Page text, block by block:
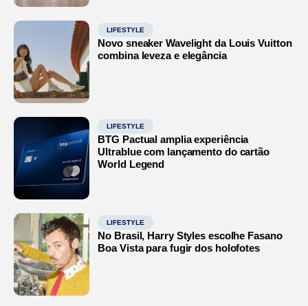
LIFESTYLE
Novo sneaker Wavelight da Louis Vuitton
combina leveza e elegância
LIFESTYLE
BTG Pactual amplia experiência
Ultrablue com lançamento do cartão
World Legend
LIFESTYLE
No Brasil, Harry Styles escolhe Fasano
Boa Vista para fugir dos holofotes